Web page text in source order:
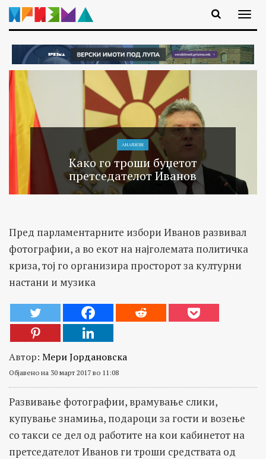
АНАЛИЗИ
Како го троши буџетот
претседателот Иванов
Пред парламентарните избори Иванов развивал
фотографии, а во екот на најголемата политичка
криза, тој го организира просторот за културни
настани и музика
Автор: Мери Јордановска
Објавено на 30 март 2017 во 11:08
Развивање фотографии, врамување слики,
купување знамиња, подароци за гости и возење
со такси се дел од работите на кои кабинетот на
претседателот Иванов ги троши средствата од